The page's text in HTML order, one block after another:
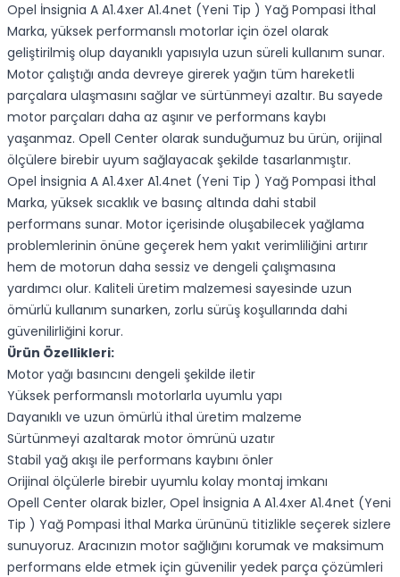
Opel İnsignia A A1.4xer A1.4net (Yeni Tip ) Yağ Pompasi İthal
Marka, yüksek performanslı motorlar için özel olarak
geliştirilmiş olup dayanıklı yapısıyla uzun süreli kullanım sunar.
Motor çalıştığı anda devreye girerek yağın tüm hareketli
parçalara ulaşmasını sağlar ve sürtünmeyi azaltır. Bu sayede
motor parçaları daha az aşınır ve performans kaybı
yaşanmaz. Opell Center olarak sunduğumuz bu ürün, orijinal
ölçülere birebir uyum sağlayacak şekilde tasarlanmıştır.
Opel İnsignia A A1.4xer A1.4net (Yeni Tip ) Yağ Pompasi İthal
Marka, yüksek sıcaklık ve basınç altında dahi stabil
performans sunar. Motor içerisinde oluşabilecek yağlama
problemlerinin önüne geçerek hem yakıt verimliliğini artırır
hem de motorun daha sessiz ve dengeli çalışmasına
yardımcı olur. Kaliteli üretim malzemesi sayesinde uzun
ömürlü kullanım sunarken, zorlu sürüş koşullarında dahi
güvenilirliğini korur.
Ürün Özellikleri:
Motor yağı basıncını dengeli şekilde iletir
Yüksek performanslı motorlarla uyumlu yapı
Dayanıklı ve uzun ömürlü ithal üretim malzeme
Sürtünmeyi azaltarak motor ömrünü uzatır
Stabil yağ akışı ile performans kaybını önler
Orijinal ölçülerle birebir uyumlu kolay montaj imkanı
Opell Center olarak bizler, Opel İnsignia A A1.4xer A1.4net (Yeni
Tip ) Yağ Pompasi İthal Marka ürününü titizlikle seçerek sizlere
sunuyoruz. Aracınızın motor sağlığını korumak ve maksimum
performans elde etmek için güvenilir yedek parça çözümleri